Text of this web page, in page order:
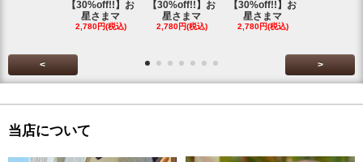
【30%off!!】お
星さまマ
2,780円(税込)
【30%off!!】お
星さまマ
2,780円(税込)
【30%off!!】お
星さまマ
2,780円(税込)
< >
当店について